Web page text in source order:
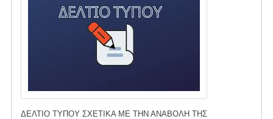
ΔΕΛΤΙΟ ΤΥΠΟΥ ΣΧΕΤΙΚΑ ΜΕ ΤΗΝ ΑΝΑΒΟΛΗ ΤΗΣ